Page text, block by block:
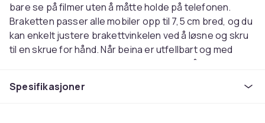
bare se på filmer uten å måtte holde på telefonen.
Braketten passer alle mobiler opp til 7,5 cm bred, og du
kan enkelt justere brakettvinkelen ved å løsne og skru
til en skrue for hånd. Når beina er utfellbart og med
avtakbar brakett tar det knapt noe sted når du reiser!
- Kompakt konstruksjon med avtakbar brakett gjør
Spesifikasjoner